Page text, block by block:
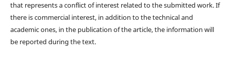
that represents a conflict of interest related to the submitted work. If
there is commercial interest, in addition to the technical and
academic ones, in the publication of the article, the information will
be reported during the text.